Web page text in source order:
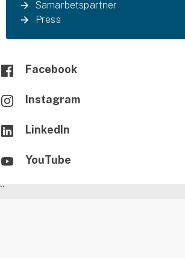
Samarbetspartner
Press
Facebook
Instagram
LinkedIn
YouTube
``